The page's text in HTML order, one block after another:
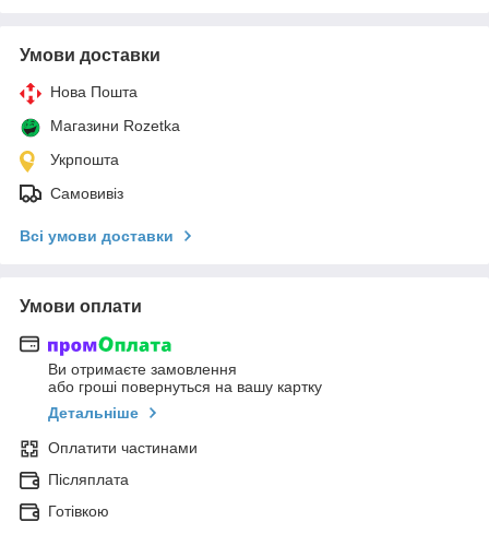
Умови доставки
Нова Пошта
Магазини Rozetka
Укрпошта
Самовивіз
Всі умови доставки
Умови оплати
Ви отримаєте замовлення
або гроші повернуться на вашу картку
Детальніше
Оплатити частинами
Післяплата
Готівкою